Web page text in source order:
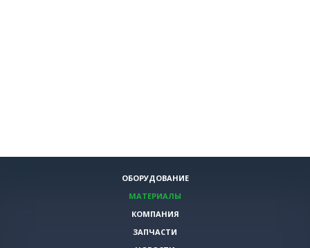
ОБОРУДОВАНИЕ
МАТЕРИАЛЫ
КОМПАНИЯ
ЗАПЧАСТИ